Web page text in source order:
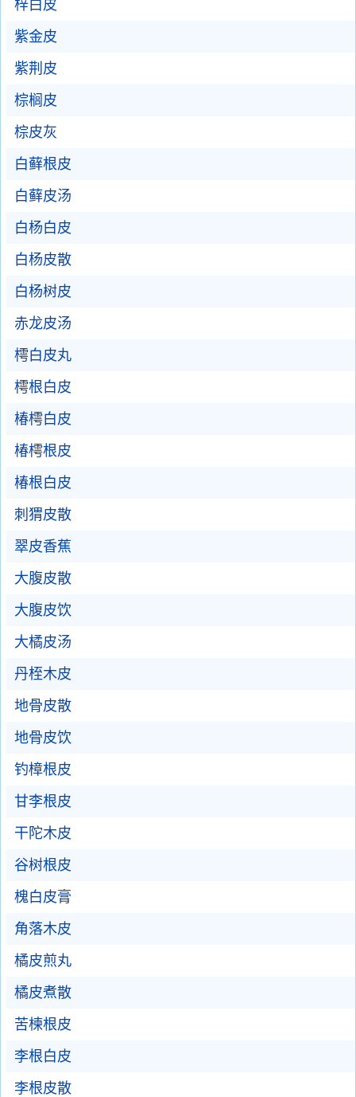
梓白皮
紫金皮
紫荆皮
棕榈皮
棕皮灰
白藓根皮
白藓皮汤
白杨白皮
白杨皮散
白杨树皮
赤龙皮汤
樗白皮丸
樗根白皮
椿樗白皮
椿樗根皮
椿根白皮
刺猬皮散
翠皮香蕉
大腹皮散
大腹皮饮
大橘皮汤
丹桎木皮
地骨皮散
地骨皮饮
钓樟根皮
甘李根皮
干陀木皮
谷树根皮
槐白皮膏
角落木皮
橘皮煎丸
橘皮煮散
苦楝根皮
李根白皮
李根皮散